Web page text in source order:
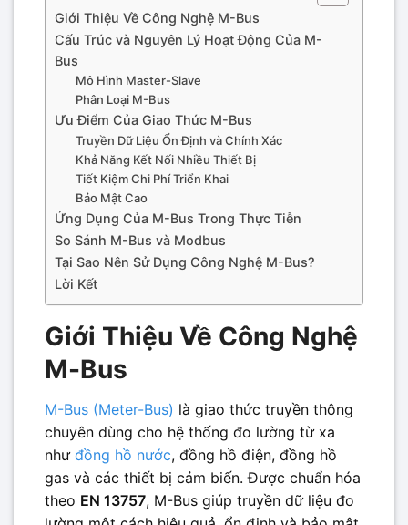
Giới Thiệu Về Công Nghệ M-Bus
Cấu Trúc và Nguyên Lý Hoạt Động Của M-
Bus
Mô Hình Master-Slave
Phân Loại M-Bus
Ưu Điểm Của Giao Thức M-Bus
Truyền Dữ Liệu Ổn Định và Chính Xác
Khả Năng Kết Nối Nhiều Thiết Bị
Tiết Kiệm Chi Phí Triển Khai
Bảo Mật Cao
Ứng Dụng Của M-Bus Trong Thực Tiễn
So Sánh M-Bus và Modbus
Tại Sao Nên Sử Dụng Công Nghệ M-Bus?
Lời Kết
Giới Thiệu Về Công Nghệ
M-Bus
M-Bus (Meter-Bus) là giao thức truyền thông
chuyên dùng cho hệ thống đo lường từ xa
như đồng hồ nước, đồng hồ điện, đồng hồ
gas và các thiết bị cảm biến. Được chuẩn hóa
theo EN 13757, M-Bus giúp truyền dữ liệu đo